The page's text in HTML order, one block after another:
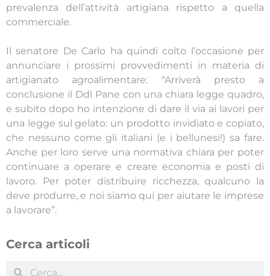
prevalenza dell’attività artigiana rispetto a quella
commerciale.
Il senatore De Carlo ha quindi colto l’occasione per
annunciare i prossimi provvedimenti in materia di
artigianato agroalimentare: “Arriverà presto a
conclusione il Ddl Pane con una chiara legge quadro,
e subito dopo ho intenzione di dare il via ai lavori per
una legge sul gelato: un prodotto invidiato e copiato,
che nessuno come gli italiani (e i bellunesi!) sa fare.
Anche per loro serve una normativa chiara per poter
continuare a operare e creare economia e posti di
lavoro. Per poter distribuire ricchezza, qualcuno la
deve produrre, e noi siamo qui per aiutare le imprese
a lavorare”.
Cerca articoli